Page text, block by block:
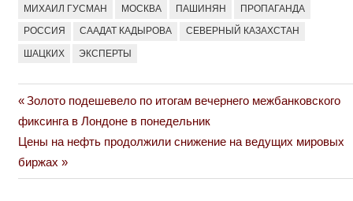
МИХАИЛ ГУСМАН МОСКВА ПАШИНЯН ПРОПАГАНДА
РОССИЯ СААДАТ КАДЫРОВА СЕВЕРНЫЙ КАЗАХСТАН
ШАЦКИХ ЭКСПЕРТЫ
Навигация
по
записям
Previous
Post:
Золото подешевело по итогам вечернего межбанковского
фиксинга в Лондоне в понедельник
Next
Post:
Цены на нефть продолжили снижение на ведущих мировых
биржах